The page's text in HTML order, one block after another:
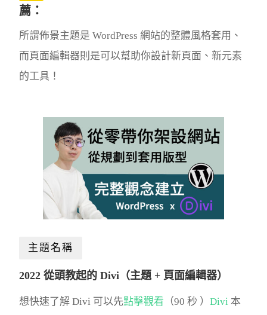
薦：
所謂佈景主題是 WordPress 網站的整體風格套用、
而頁面編輯器則是可以幫助你設計新頁面、新元素
的工具！
主題名稱
2022 從頭教起的 Divi（主題 + 頁面編輯器）
想快速了解 Divi 可以先點擊觀看 （90 秒 ） Divi 本